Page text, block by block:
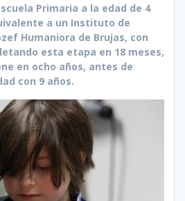
Primaria a la edad de 4
a un Instituto de
Humaniora de Brujas, con
esta etapa en 18 meses,
en ocho años, antes de
con 9 años.